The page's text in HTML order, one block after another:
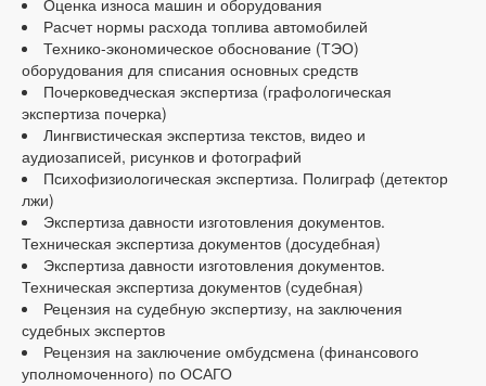
Оценка износа машин и оборудования
Расчет нормы расхода топлива автомобилей
Технико-экономическое обоснование (ТЭО)
оборудования для списания основных средств
Почерковедческая экспертиза (графологическая
экспертиза почерка)
Лингвистическая экспертиза текстов, видео и
аудиозаписей, рисунков и фотографий
Психофизиологическая экспертиза. Полиграф (детектор
лжи)
Экспертиза давности изготовления документов.
Техническая экспертиза документов (досудебная)
Экспертиза давности изготовления документов.
Техническая экспертиза документов (судебная)
Рецензия на судебную экспертизу, на заключения
судебных экспертов
Рецензия на заключение омбудсмена (финансового
уполномоченного) по ОСАГО